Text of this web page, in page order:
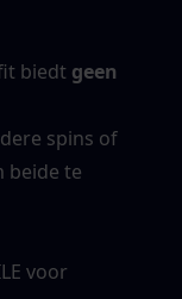
biedt geen
spins of
beide te
voor